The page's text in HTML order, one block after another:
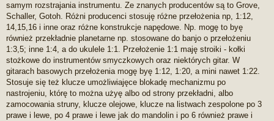
samym rozstrajania instrumentu. Ze znanych producentów są to Grove,
Schaller, Gotoh. Różni producenci stosuję różne przełożenia np, 1:12,
14,15,16 i inne oraz różne konstrukcje napędowe. Np. mogę to byę
również przekładnie planetarne np. stosowane do banjo o przełożeniu
1:3,5; inne 1:4, a do ukulele 1:1. Przełożenie 1:1 maję stroiki - kołki
stożkowe do instrumentów smyczkowych oraz niektórych gitar. W
gitarach basowych przełożenia mogę byę 1:12, 1:20, a mini nawet 1:22.
Stosuje się też klucze umożliwiajęce blokadę mechanizmu po
nastrojeniu, którę to można użyę albo od strony przekładni, albo
zamocowania struny, klucze olejowe, klucze na listwach zespolone po 3
prawe i lewe, po 4 prawe i lewe jak do mandolin i po 6 również prawe i